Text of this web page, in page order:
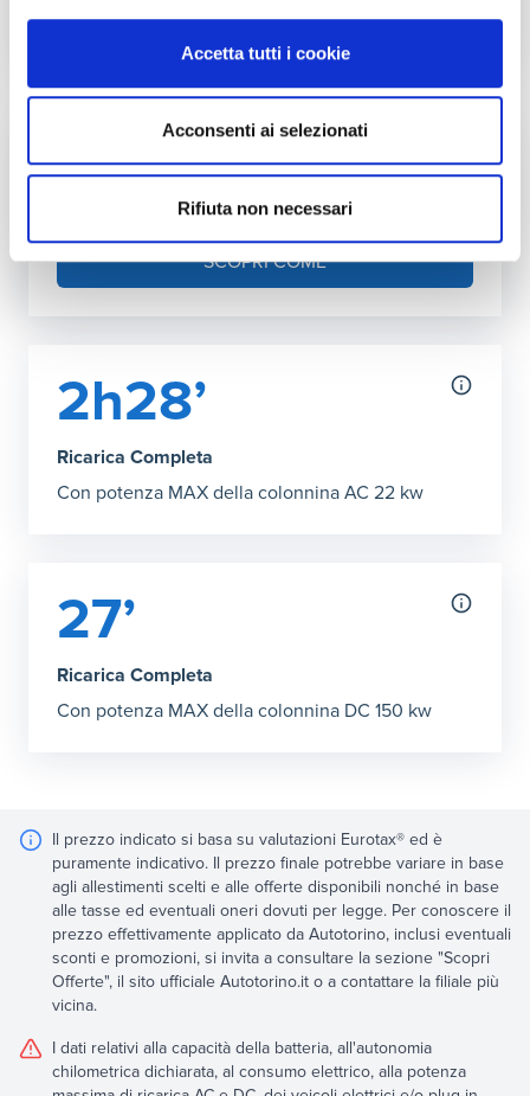
Accetta tutti i cookie
Acconsenti ai selezionati
Rifiuta non necessari
Autonomia ricarica DC (150kW max)
27’ Ricarica Completa:103 km
Fai l'upgrade a più kW in casa
SCOPRI COME
2h28’
Ricarica Completa
Con potenza MAX della colonnina AC 22 kw
27’
Ricarica Completa
Con potenza MAX della colonnina DC 150 kw
Il prezzo indicato si basa su valutazioni Eurotax® ed è
puramente indicativo. Il prezzo finale potrebbe variare in base
agli allestimenti scelti e alle offerte disponibili nonché in base
alle tasse ed eventuali oneri dovuti per legge. Per conoscere il
prezzo effettivamente applicato da Autotorino, inclusi eventuali
sconti e promozioni, si invita a consultare la sezione "Scopri
Offerte", il sito ufficiale Autotorino.it o a contattare la filiale più
vicina.
I dati relativi alla capacità della batteria, all'autonomia
chilometrica dichiarata, al consumo elettrico, alla potenza